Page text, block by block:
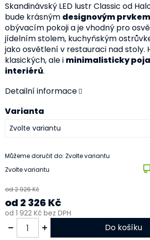
Zvolte variantu
Varianta
Můžeme doručit do: Zvolte variantu
Skandinávský LED lustr Classic od
bude krásným designovým prvkem
obývacím pokoji a je vhodný pro
jídelním stolem, kuchyňským
jako osvětlení v restauraci nad stoly.
klasických, ale i minimalisticky
interiérů.
Detailní informace
od 2 926 Kč
od 2 326 Kč
od 1 922 Kčbez DPH
Do košíku